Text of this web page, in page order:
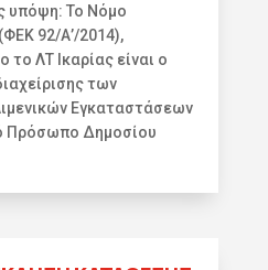
υπόψη: Το Νόμο
92/Α’/2014),
ΛΤ Ικαρίας είναι ο
των
Εγκαταστάσεων
Πρόσωπο Δημοσίου